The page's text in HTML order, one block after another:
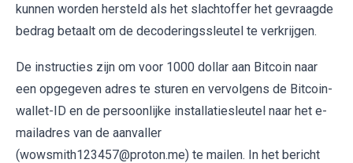
kunnen worden hersteld als het slachtoffer het gevraagde
bedrag betaalt om de decoderingssleutel te verkrijgen.
De instructies zijn om voor 1000 dollar aan Bitcoin naar
een opgegeven adres te sturen en vervolgens de Bitcoin-
wallet-ID en de persoonlijke installatiesleutel naar het e-
mailadres van de aanvaller
(wowsmith123457@proton.me) te mailen. In het bericht